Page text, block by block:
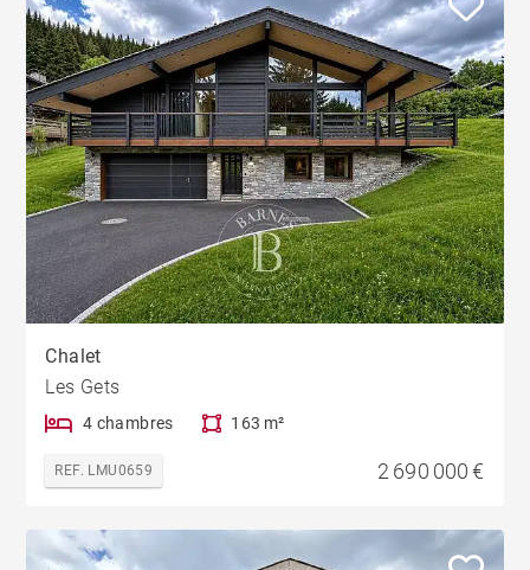
Chalet
Les Gets
4 chambres 163 m²
REF. LMU0659 2 690 000 €